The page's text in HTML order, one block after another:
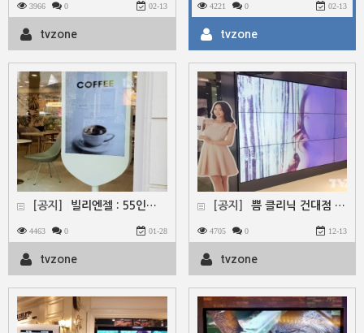
3966 0 02-13
tvzone
4221 0 02-13
tvzone
[공지] 빌리엔젤 : 55인치 DID 함체 설계및 설치
4463 0 01-28
tvzone
[공지] 쁨 클리닉 건대점 컨설팅및 설치 : 멀티비젼 55 인치…
4705 0 12-13
tvzone